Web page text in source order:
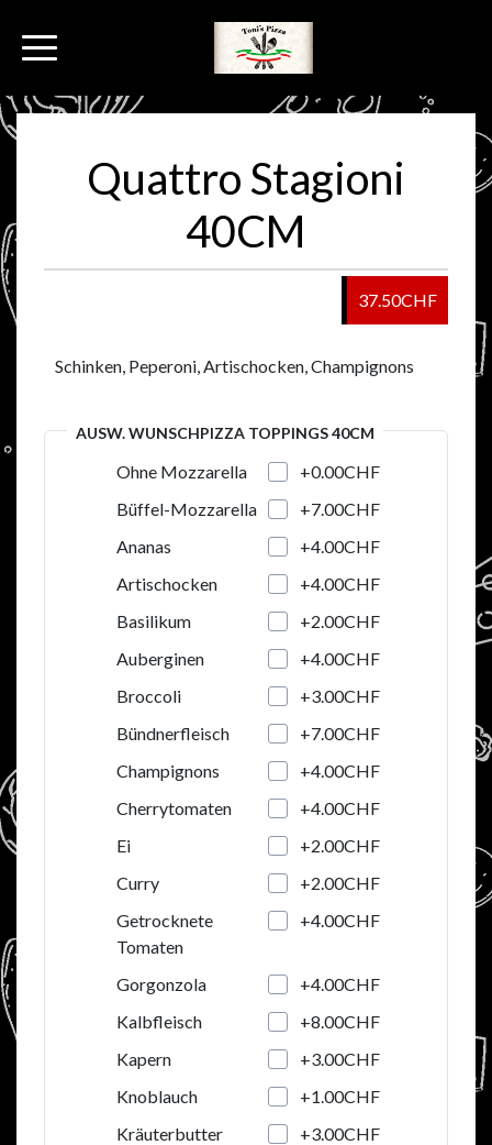
Quattro Stagioni
40CM
37.50CHF
Schinken, Peperoni, Artischocken, Champignons
AUSW. WUNSCHPIZZA TOPPINGS 40CM
Ohne Mozzarella
+0.00CHF
Büffel-Mozzarella
+7.00CHF
Ananas
+4.00CHF
Artischocken
+4.00CHF
Basilikum
+2.00CHF
Auberginen
+4.00CHF
Broccoli
+3.00CHF
Bündnerfleisch
+7.00CHF
Champignons
+4.00CHF
Cherrytomaten
+4.00CHF
Ei
+2.00CHF
Curry
+2.00CHF
Getrocknete
Tomaten
+4.00CHF
Gorgonzola
+4.00CHF
Kalbfleisch
+8.00CHF
Kapern
+3.00CHF
Knoblauch
+1.00CHF
Kräuterbutter
+3.00CHF